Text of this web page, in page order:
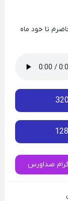
تا خود ماه
صداورس